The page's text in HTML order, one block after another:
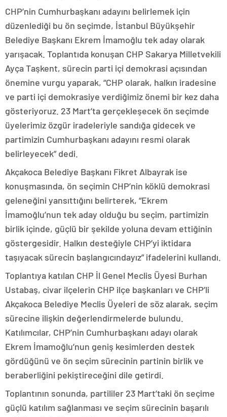
CHP’nin Cumhurbaşkanı adayını belirlemek için
düzenlediği bu ön seçimde, İstanbul Büyükşehir
Belediye Başkanı Ekrem İmamoğlu tek aday olarak
yarışacak. Toplantıda konuşan CHP Sakarya Milletvekili
Ayça Taşkent, sürecin parti içi demokrasi açısından
önemine vurgu yaparak, “CHP olarak, halkın iradesine
ve parti içi demokrasiye verdiğimiz önemi bir kez daha
gösteriyoruz. 23 Mart’ta gerçekleşecek ön seçimde
üyelerimiz özgür iradeleriyle sandığa gidecek ve
partimizin Cumhurbaşkanı adayını resmi olarak
belirleyecek” dedi.
Akçakoca Belediye Başkanı Fikret Albayrak ise
konuşmasında, ön seçimin CHP’nin köklü demokrasi
geleneğini yansıttığını belirterek, “Ekrem
İmamoğlu’nun tek aday olduğu bu seçim, partimizin
birlik içinde, güçlü bir şekilde yoluna devam ettiğinin
göstergesidir. Halkın desteğiyle CHP’yi iktidara
taşıyacak sürecin başlangıcındayız” ifadelerini kullandı.
Toplantıya katılan CHP İl Genel Meclis Üyesi Burhan
Ustabaş, civar ilçelerin CHP ilçe başkanları ve CHP’li
Akçakoca Belediye Meclis Üyeleri de söz alarak, seçim
sürecine ilişkin değerlendirmelerde bulundu.
Katılımcılar, CHP’nin Cumhurbaşkanı adayı olarak
Ekrem İmamoğlu’nun geniş kesimlerden destek
gördüğünü ve ön seçim sürecinin partinin birlik ve
beraberliğini pekiştireceğini dile getirdi.
Toplantının sonunda, partililer 23 Mart’taki ön seçime
güçlü katılım sağlanması ve seçim sürecinin başarılı